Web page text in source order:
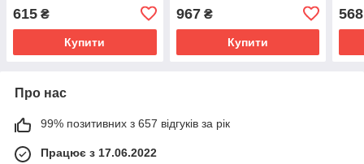
615 ₴
Купити
967₴
Купити
568
Про нас
99% позитивних з 657 відгуків за рік
Працює з 17.06.2022